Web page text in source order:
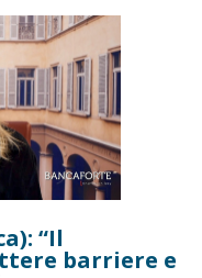
“Il
barriere e